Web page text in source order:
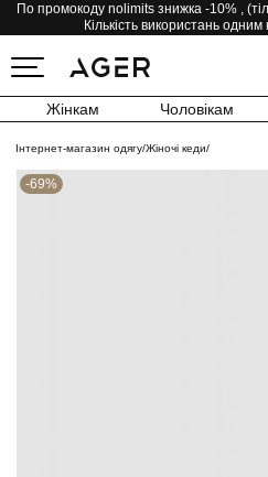
По промокоду nolimits знижка -10% ,
Кількість використань
Жінкам Чоловікам
Інтернет-магазин одягу/Жіночі кеди/
-69%